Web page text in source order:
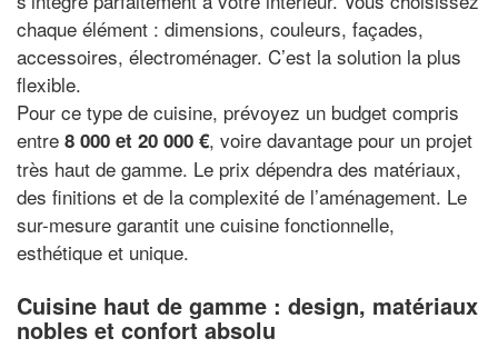
chaque élément : dimensions, couleurs, façades,
accessoires, électroménager. C’est la solution la plus
flexible.
Pour ce type de cuisine, prévoyez un budget compris
entre 8 000 et 20 000 €, voire davantage pour un projet
très haut de gamme. Le prix dépendra des matériaux,
des finitions et de la complexité de l’aménagement. Le
sur-mesure garantit une cuisine fonctionnelle,
esthétique et unique.
Cuisine haut de gamme : design, matériaux
nobles et confort absolu